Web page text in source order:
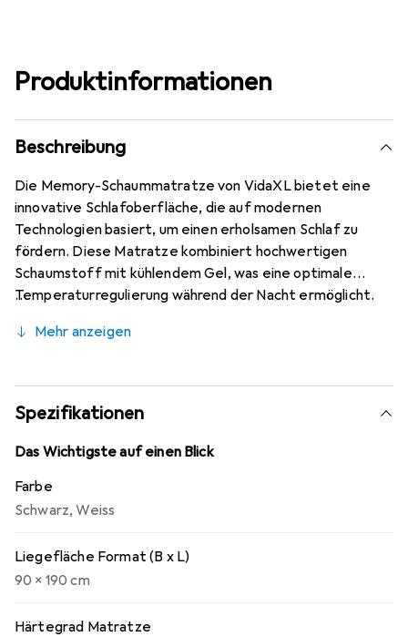
Produktinformationen
Beschreibung
Die Memory-Schaummatratze von VidaXL bietet eine
innovative Schlafoberfläche, die auf modernen
Technologien basiert, um einen erholsamen Schlaf zu
fördern. Diese Matratze kombiniert hochwertigen
Schaumstoff mit kühlendem Gel, was eine optimale
Temperaturregulierung während der Nacht ermöglicht.
Unterstützung als auch weichen Komfort schätzen. Die
Schlafpositionen an und sorgt dafür, dass die Nutzer
mühelos in einen tiefen Schlaf gleiten können. Ihr
elegantes Design in Grau und Weiss fügt sich harmonisch
in zeitgenössische Schlafzimmer ein und bietet die
Mehr anzeigen
Spezifikationen
Das Wichtigste auf einen Blick
Farbe
Schwarz,Weiss
Liegefläche Format (B x L)
90 x 190 cm
Härtegrad Matratze